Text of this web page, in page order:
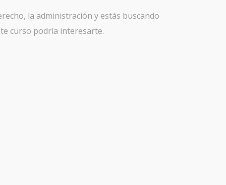
la administración y estás buscando
curso podría interesarte.